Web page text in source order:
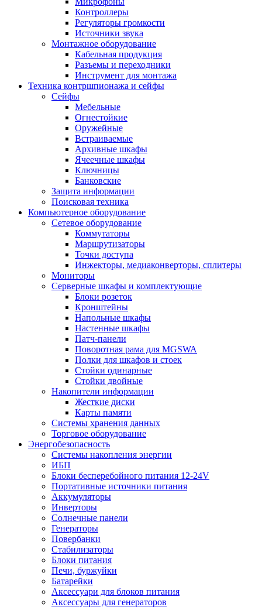
Контроллеры
Регуляторы громкости
Источники звука
Монтажное оборудование
Кабельная продукция
Разъемы и переходники
Инструмент для монтажа
Техника контршпионажа и сейфы
Сейфы
Мебельные
Огнестойкие
Оружейные
Встраиваемые
Архивные шкафы
Ячеечные шкафы
Ключницы
Банковские
Защита информации
Поисковая техника
Компьютерное оборудование
Сетевое оборудование
Коммутаторы
Маршрутизаторы
Точки доступа
Инжекторы, медиаконверторы, сплитеры
Мониторы
Серверные шкафы и комплектующие
Блоки розеток
Кронштейны
Напольные шкафы
Настенные шкафы
Патч-панели
Поворотная рама для MGSWA
Полки для шкафов и стоек
Стойки одинарные
Стойки двойные
Накопители информации
Жесткие диски
Карты памяти
Системы хранения данных
Торговое оборудование
Энергобезопасность
Системы накопления энергии
ИБП
Блоки бесперебойного питания 12-24V
Портативные источники питания
Аккумуляторы
Инверторы
Солнечные панели
Генераторы
Повербанки
Стабилизаторы
Блоки питания
Печи, буржуйки
Батарейки
Аксессуари для блоков питания
Аксессуары для генераторов